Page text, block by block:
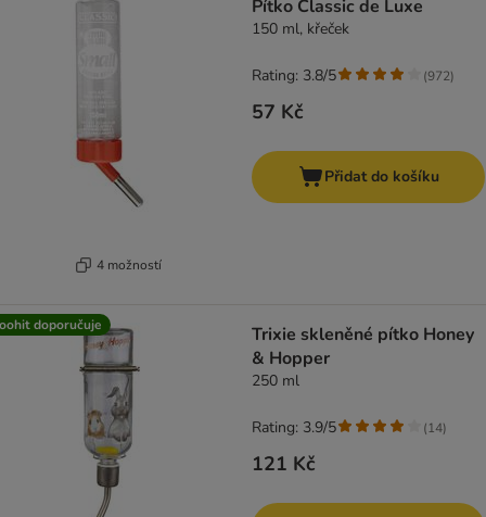
4 možností
Pítko Classic de Luxe
150 ml, křeček
57 Kč
Rating: 3.8/5 (972)
Přidat do košíku
doporučuje
Trixie skleněné pítko Honey
& Hopper
250 ml
121 Kč
Rating: 3.9/5 (14)